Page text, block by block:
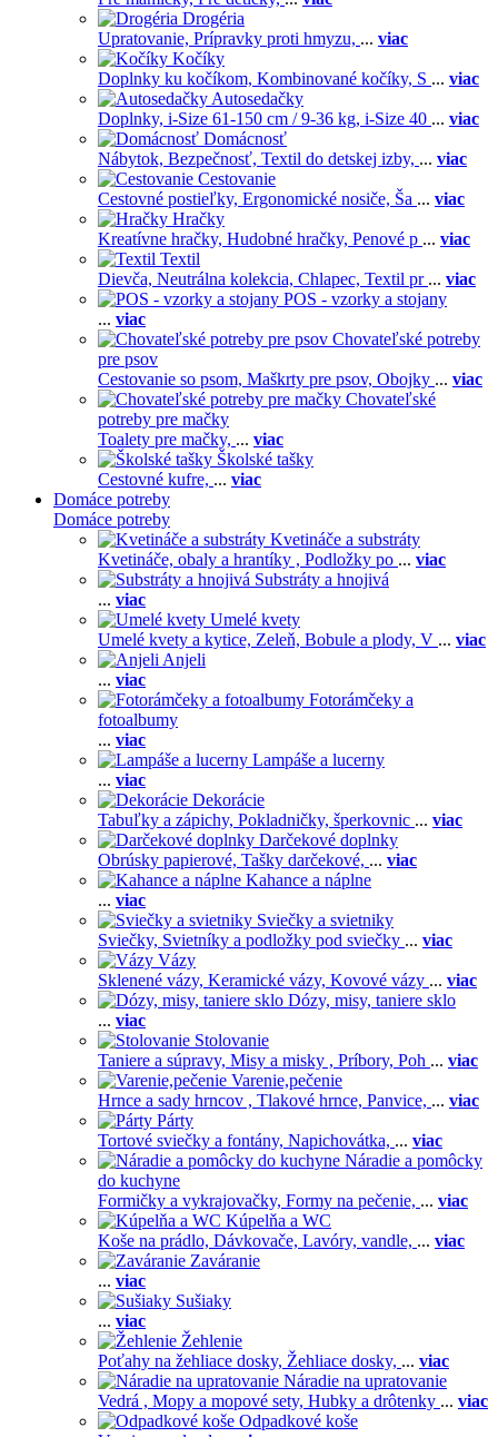
Drogéria
Upratovanie, Prípravky proti hmyzu, ... viac
Kočíky
Doplnky ku kočíkom, Kombinované kočíky, S ... viac
Autosedačky
Doplnky, i-Size 61-150 cm / 9-36 kg, i-Size 40 ... viac
Domácnosť
Nábytok, Bezpečnosť, Textil do detskej izby, ... viac
Cestovanie
Cestovné postieľky, Ergonomické nosiče, Ša ... viac
Hračky
Kreatívne hračky, Hudobné hračky, Penové p ... viac
Textil
Dievča, Neutrálna kolekcia, Chlapec, Textil pr ... viac
POS - vzorky a stojany
... viac
Chovateľské potreby
pre psov
Cestovanie so psom, Maškrty pre psov, Obojky ... viac
Chovateľské
potreby pre mačky
Toalety pre mačky, ... viac
Školské tašky
Cestovné kufre, ... viac
Domáce potreby
Domáce potreby
Kvetináče a substráty
Kvetináče, obaly a hrantíky , Podložky po ... viac
Substráty a hnojivá
... viac
Umelé kvety
Umelé kvety a kytice, Zeleň, Bobule a plody, V ... viac
Anjeli
... viac
Fotorámčeky a
fotoalbumy
... viac
Lampáše a lucerny
... viac
Dekorácie
Tabuľky a zápichy, Pokladničky, šperkovnic ... viac
Darčekové doplnky
Obrúsky papierové, Tašky darčekové, ... viac
Kahance a náplne
... viac
Sviečky a svietniky
Sviečky, Svietníky a podložky pod sviečky ... viac
Vázy
Sklenené vázy, Keramické vázy, Kovové vázy ... viac
Dózy, misy, taniere sklo
... viac
Stolovanie
Taniere a súpravy, Misy a misky , Príbory, Poh ... viac
Varenie,pečenie
Hrnce a sady hrncov , Tlakové hrnce, Panvice, ... viac
Párty
Tortové sviečky a fontány, Napichovátka, ... viac
Náradie a pomôcky
do kuchyne
Formičky a vykrajovačky, Formy na pečenie, ... viac
Kúpelňa a WC
Koše na prádlo, Dávkovače, Lavóry, vandle, ... viac
Zaváranie
... viac
Sušiaky
... viac
Žehlenie
Poťahy na žehliace dosky, Žehliace dosky, ... viac
Náradie na upratovanie
Vedrá , Mopy a mopové sety, Hubky a drôtenky ... viac
Odpadkové koše